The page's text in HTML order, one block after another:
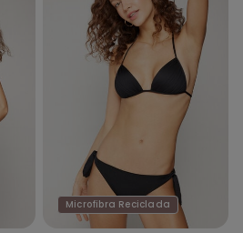
Microfibra Reciclada